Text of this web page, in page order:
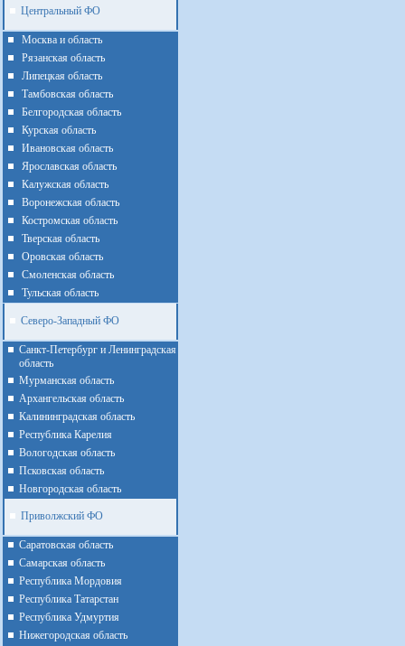
Центральный ФО
Москва и область
Рязанская область
Липецкая область
Тамбовская область
Белгородская область
Курская область
Ивановская область
Ярославская область
Калужская область
Воронежская область
Костромская область
Тверская область
Оровская область
Смоленская область
Тульская область
Северо-Западный ФО
Санкт-Петербург и Ленинградская
область
Мурманская область
Архангельская область
Калининградская область
Республика Карелия
Вологодская область
Псковская область
Новгородская область
Приволжский ФО
Cаратовская область
Cамарская область
Республика Мордовия
Республика Татарстан
Республика Удмуртия
Нижегородская область